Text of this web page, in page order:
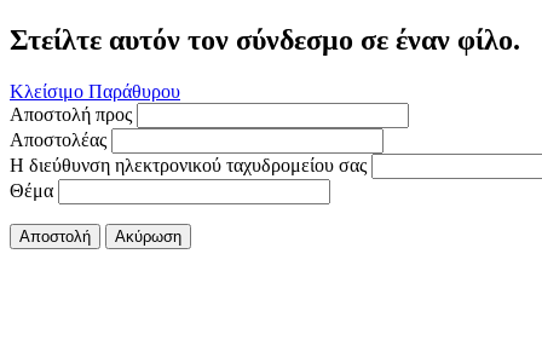
Στείλτε αυτόν τον σύνδεσμο σε έναν φίλο.
Κλείσιμο Παράθυρου
Αποστολή προς
Αποστολέας
Η διεύθυνση ηλεκτρονικού ταχυδρομείου σας
Θέμα
Αποστολή Ακύρωση